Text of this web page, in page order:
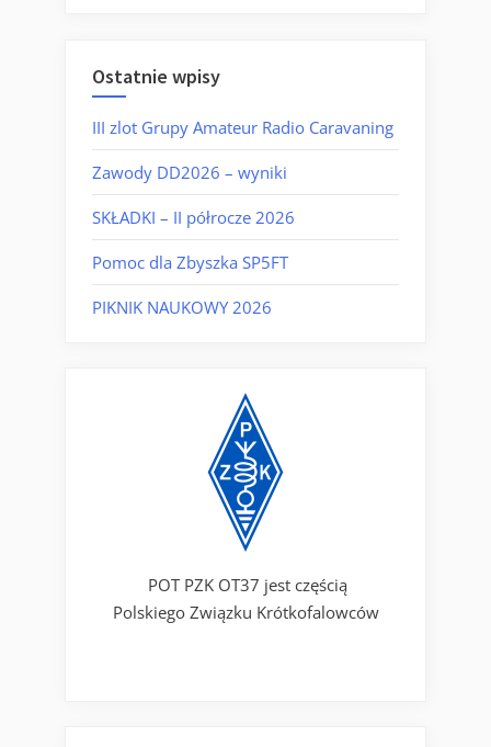
Ostatnie wpisy
III zlot Grupy Amateur Radio Caravaning
Zawody DD2026 – wyniki
SKŁADKI – II półrocze 2026
Pomoc dla Zbyszka SP5FT
PIKNIK NAUKOWY 2026
POT PZK OT37 jest częścią
Polskiego Związku Krótkofalowców